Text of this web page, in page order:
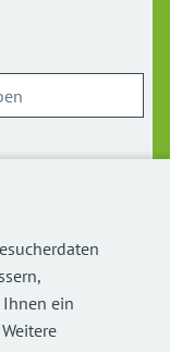
ein
Daten